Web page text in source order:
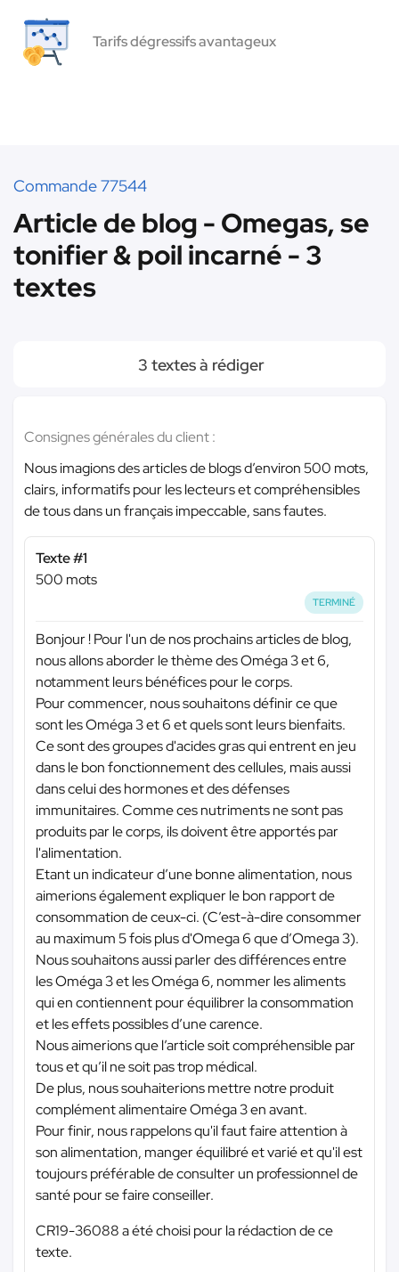
Tarifs dégressifs avantageux
Commande 77544
Article de blog - Omegas, se
tonifier & poil incarné - 3
textes
3 textes à rédiger
Consignes générales du client :
Nous imagions des articles de blogs d’environ 500 mots,
clairs, informatifs pour les lecteurs et compréhensibles
de tous dans un français impeccable, sans fautes.
Texte #1
500 mots
TERMINÉ
Bonjour ! Pour l'un de nos prochains articles de blog,
nous allons aborder le thème des Oméga 3 et 6,
notamment leurs bénéfices pour le corps.
Pour commencer, nous souhaitons définir ce que
sont les Oméga 3 et 6 et quels sont leurs bienfaits.
Ce sont des groupes d'acides gras qui entrent en jeu
dans le bon fonctionnement des cellules, mais aussi
dans celui des hormones et des défenses
immunitaires. Comme ces nutriments ne sont pas
produits par le corps, ils doivent être apportés par
l'alimentation.
Etant un indicateur d’une bonne alimentation, nous
aimerions également expliquer le bon rapport de
consommation de ceux-ci. (C’est-à-dire consommer
au maximum 5 fois plus d'Omega 6 que d’Omega 3).
Nous souhaitons aussi parler des différences entre
les Oméga 3 et les Oméga 6, nommer les aliments
qui en contiennent pour équilibrer la consommation
et les effets possibles d’une carence.
Nous aimerions que l’article soit compréhensible par
tous et qu’il ne soit pas trop médical.
De plus, nous souhaiterions mettre notre produit
complément alimentaire Oméga 3 en avant.
Pour finir, nous rappelons qu'il faut faire attention à
son alimentation, manger équilibré et varié et qu'il est
toujours préférable de consulter un professionnel de
santé pour se faire conseiller.
CR19-36088 a été choisi pour la rédaction de ce
texte.